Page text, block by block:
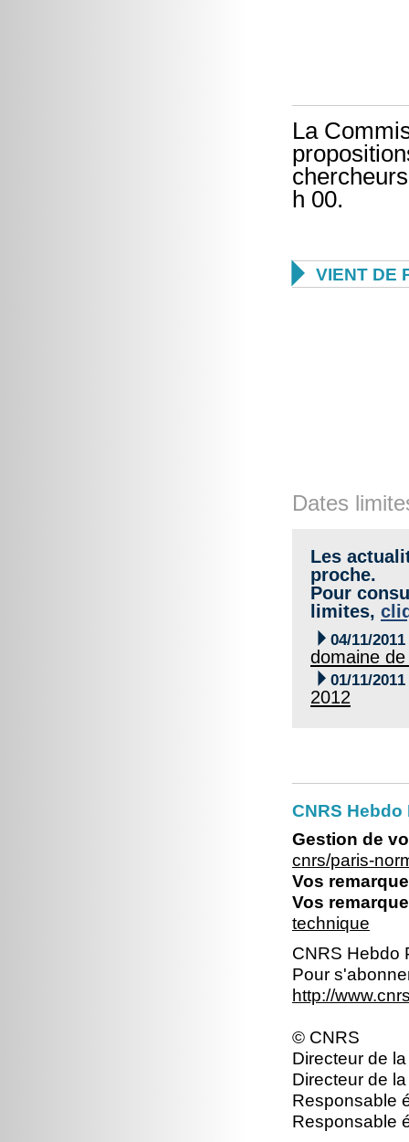
La
h 00.
 VIENT DE
Dates
Les
proche.
Pour
limites,
 04/11/2011
domaine
 01/11/2011
2012
CNRS
Gestion de
cnrs/paris-
Vos
Vos
technique
CNRS Hebdo
Pour
http://
© CNRS
Directeur de
Directeur de
Responsable
Responsable